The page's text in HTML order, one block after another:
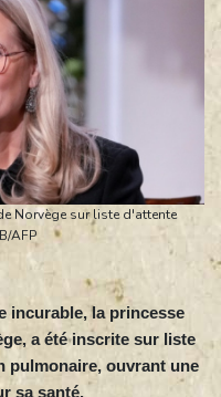
Norvège sur liste d'attente
/ Photo: © NTB/AFP
incurable, la princesse
a été inscrite sur liste
pulmonaire, ouvrant une
sa santé.